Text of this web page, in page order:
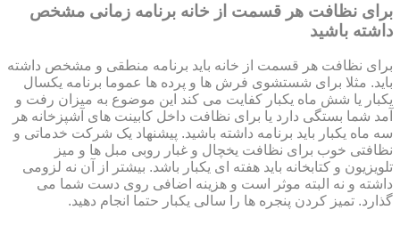
برای نظافت هر قسمت از خانه برنامه زمانی مشخص
داشته باشید
برای نظافت هر قسمت از خانه باید برنامه منطقی و مشخص داشته
باید. مثلا برای شستشوی فرش ها و پرده ها عموما برنامه یکسال
یکبار یا شش ماه یکبار کفایت می کند این موضوع به میزان رفت و
آمد شما بستگی دارد یا برای نظافت داخل کابینت های آشپزخانه هر
سه ماه یکبار باید برنامه داشته باشید. پیشنهاد یک شرکت خدماتی و
نظافتی خوب برای نظافت یخچال و غبار روبی مبل ها و میز
تلویزیون و کتابخانه باید هفته ای یکبار باشد. بیشتر از آن نه لزومی
داشته و نه البته موثر است و هزینه اضافی روی دست شما می
گذارد. تمیز کردن پنجره ها را سالی یکبار حتما انجام دهید.